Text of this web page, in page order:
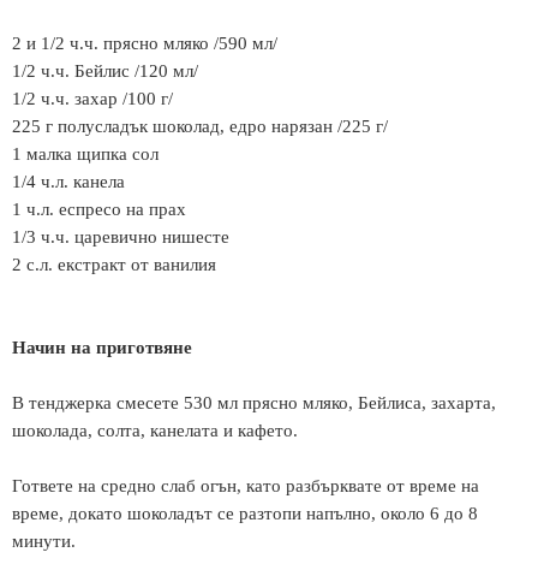
2 и 1/2 ч.ч. прясно мляко /590 мл/
1/2 ч.ч. Бейлис /120 мл/
1/2 ч.ч. захар /100 г/
225 г полусладък шоколад, едро нарязан /225 г/
1 малка щипка сол
1/4 ч.л. канела
1 ч.л. еспресо на прах
1/3 ч.ч. царевично нишесте
2 с.л. екстракт от ванилия
Начин на приготвяне
В тенджерка смесете 530 мл прясно мляко, Бейлиса, захарта,
шоколада, солта, канелата и кафето.
Гответе на средно слаб огън, като разбърквате от време на
време, докато шоколадът се разтопи напълно, около 6 до 8
минути.